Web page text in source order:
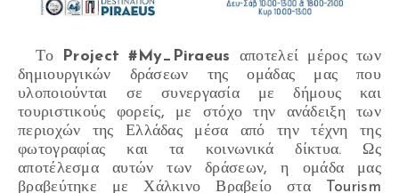
Το Project #My_Piraeus αποτελεί μέρος των
δημιουργικών δράσεων της ομάδας μας που
υλοποιούνται σε συνεργασία με δήμους και
τουριστικούς φορείς, με στόχο την ανάδειξη των
περιοχών της Ελλάδας μέσα από την τέχνη της
φωτογραφίας και τα κοινωνικά δίκτυα. Ως
αποτέλεσμα αυτών των δράσεων, η ομάδα μας
βραβεύτηκε με Χάλκινο Βραβείο στα Tourism